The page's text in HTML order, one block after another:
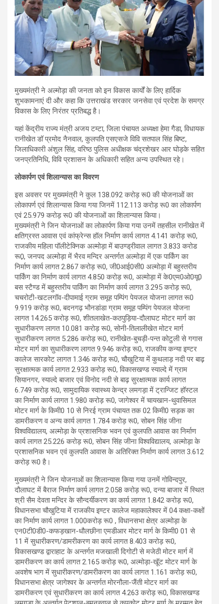
मुख्यमंत्री ने अल्मोड़ा की जनता को इन विकास कार्यों के लिए हार्दिक
शुभकामनाएं दी और कहा कि उत्तराखंड सरकार जनसेवा एवं प्रदेश के समग्र
विकास के लिए निरंतर प्रतिबद्ध है।
यहां केंद्रीय राज्य मंत्री अजय टम्टा, जिला पंचायत अध्यक्षा हेमा गैडा, विधायक
रानीखेत डॉ प्रमोद नैनवाल, कुलपति एसएसजे विवि सतपाल सिंह बिष्ट,
जिलाधिकारी अंशुल सिंह, वरिष्ठ पुलिस अधीक्षक चंद्रशेखर आर घोड़के सहित
जनप्रतिनिधि, विवि प्रशासन के अधिकारी सहित अन्य उपस्थित रहे।
लोकार्पण एवं शिलान्यास का विवरण
इस अवसर पर मुख्यमंत्री ने कुल 138.092 करोड़ रू0 की योजनाओं का
लोकापर्ण एवं शिलान्यास किया गया जिनमें 112.113 करोड़ रू0 का लोकार्पण
एवं 25.979 करोड़ रू0 की योजनाओं का शिलान्यास किया।
मुख्यमंत्री ने जिन योजनाओं का लोकार्पण किया गया उनमें तहसील रानीखेत में
क्षतिग्रस्त आवास एवं कांफ्रेन्स हॉल निर्माण कार्य लागत 4.141 करोड़ रू0,
राजकीय महिला पॉलीटेक्निक अल्मोड़ा में बाउण्ड्रीवाल लागत 3.833 करोड
रू0़, जनपद अल्मोड़ा में भैरव मन्दिर अन्तर्गत अल्मोड़ा में एक पार्किंग का
निर्माण कार्य लागत 2.867 करोड़ रू0, जी0आई0सी0 अल्मोड़ा में बहुस्तरीय
पार्किंग का निर्माण कार्य लागत 4.850 करोड़ रू0, अल्मोड़ा में के0एम0ओ0यू0
बस स्टैण्ड में बहुस्तरीय पार्किंग का निर्माण कार्य लागत 3.295 करोड़ रू0,
चचरोटी-खटलगॉव-दीपामाई ग्राम समूह पम्पिंग पेयजल योजना लागत रू0
9.919 करोड़ रू0, बदनगढ़ भौनडांडा ग्राम समूह पम्पिंग पेयजल योजना
लागत 14.265 करोड़ रू0, शीतलाखेत-कठपुड़िया-दौलाघट मोटर मार्ग का
सुधारीकरण लागत 10.081 करोड़ रू0, सोनी-तिलालीखेत मोटर मार्ग
सुधारीकरण लागत 5.286 करोड़ रू0, रानीखेत-बुचड़ी-पन्त कोटुली से गगास
मोटर मार्ग का सुधारीकरण लागत 9.946 करोड़ रू0, राजकीय कन्या इण्टर
कालेज सारकोट लागत 1.346 करोड़ रू0, चौखुटिया में कुथलाड़ नदी पर बाढ़
सुरक्षात्मक कार्य लागत 2.933 करोड़ रू0, विकासखण्ड स्याल्दे में ग्राम
सियानगर, स्याल्दे बाजार एवं विनोद नदी से बाढ़ सुरक्षात्मक कार्य लागत
6.749 करोड़ रू0, सामुदायिक स्वास्थ्य केन्द्र लमगड़ा में ट्रान्जिट हॉस्टल
का निर्माण कार्य लागत 1.980 करोड़ रू0, जागेश्वर में चायखान-थुवासिमल
मोटर मार्ग के किमी0 10 से निरई ग्राम पंचायत तक 02 किमी0 सड़क का
डामरीकरण व अन्य कार्य लागत 1.784 करोड़ रू0, सोबन सिंह जीना
विश्वविद्यालय, अल्मोड़ा के प्रशासनिक भवन एवं कुलपति आवास का निर्माण
कार्य लागत 25.226 करोड़ रू0, सोबन सिंह जीना विश्वविद्यालय, अल्मोड़ा के
प्रशासनिक भवन एवं कुलपति आवास के अतिरिक्त निर्माण कार्य लागत 3.612
करोड़ रू0 है।
मुख्यमंत्री ने जिन योजनाओं का शिलान्यास किया गया उनमें गोविन्दपुर,
दौलाघट में बैराज निर्माण कार्य लागत 2.058 करोड़ रू0, दन्या बाजार में स्थित
श्री सैम देवता मन्दिर के सौन्दर्यीकरण का कार्य लागत 1.842 करोड़ रू0,
विधानसभा चौखुटिया में राजकीय इण्टर कालेज महाकालेश्वर में 04 कक्षा-कक्षों
का निर्माण कार्य लागत 1.000करोड़ रू0 , विधानसभा क्षेत्र अल्मोड़ा के
एन0टी0डी0-कफड़खान-धौलछीना एमडीआर मोटर मार्ग के किमी0 01 से
11 में सुधारीकरण/डामरीकरण का कार्य लागत 8.403 करोड़ रू0,
विकासखण्ड द्वाराहाट के अन्तर्गत मजखाली दिगोटी से मजेठी मोटर मार्ग में
डामरीकरण का कार्य लागत 2.165 करोड़ रू0, अल्मोड़ा-खूॅट मोटर मार्ग के
अवशेष भाग में सुधारीकरण/डामरीकरण का कार्य लागत 1.161 करोड़ रू0,
विधानसभा क्षेत्र जागेश्वर के अन्तर्गत मोरनौला-जैंती मोटर मार्ग का
डामरीकरण एवं सुधारीकरण का कार्य लागत 4.263 करोड़ रू0, विकासखण्ड